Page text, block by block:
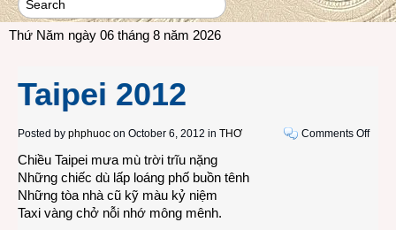
Thứ Năm ngày 06 tháng 8 năm 2026
Taipei 2012
Posted by phphuoc on October 6, 2012 in THƠ Comments Offon
Chiều Taipei mưa mù trời trĩu nặng
Những chiếc dù lấp loáng phố buồn tênh
Những tòa nhà cũ kỹ màu kỷ niệm
Taxi vàng chở nỗi nhớ mông mênh.